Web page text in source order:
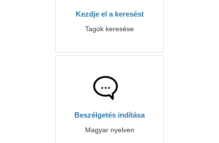
Kezdje el a keresést
Tagok keresése
Beszélgetés indítása
Magyar nyelven